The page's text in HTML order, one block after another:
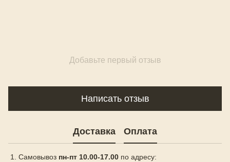
Добавьте первый отзыв
Написать отзыв
Доставка Оплата
1. Самовывоз пн-пт 10.00-17.00 по адресу: